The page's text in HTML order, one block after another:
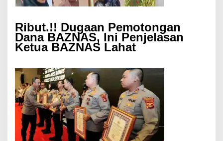
Ribut.!! Dugaan Pemotongan
Dana BAZNAS, Ini Penjelasan
Ketua BAZNAS Lahat